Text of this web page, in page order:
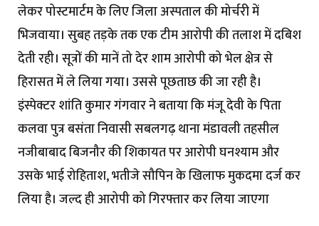
लेकर पोस्टमार्टम के लिए जिला अस्पताल की मोर्चरी में
भिजवाया। सुबह तड़के तक एक टीम आरोपी की तलाश में दबिश
देती रही। सूत्रों की मानें तो देर शाम आरोपी को भेल क्षेत्र से
हिरासत में ले लिया गया। उससे पूछताछ की जा रही है।
इंस्पेक्टर शांति कुमार गंगवार ने बताया कि मंजू देवी के पिता
कलवा पुत्र बसंता निवासी सबलगढ़ थाना मंडावली तहसील
नजीबाबाद बिजनौर की शिकायत पर आरोपी घनश्याम और
उसके भाई रोहिताश, भतीजे सौपिन के खिलाफ मुकदमा दर्ज कर
लिया है। जल्द ही आरोपी को गिरफ्तार कर लिया जाएगा